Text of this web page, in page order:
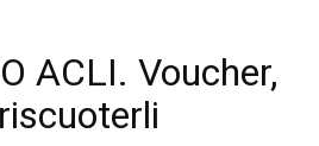
ACLI. Voucher,